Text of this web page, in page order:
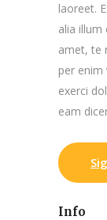
laoreet.
alia
amet, te
per enim
exerci
eam
Info